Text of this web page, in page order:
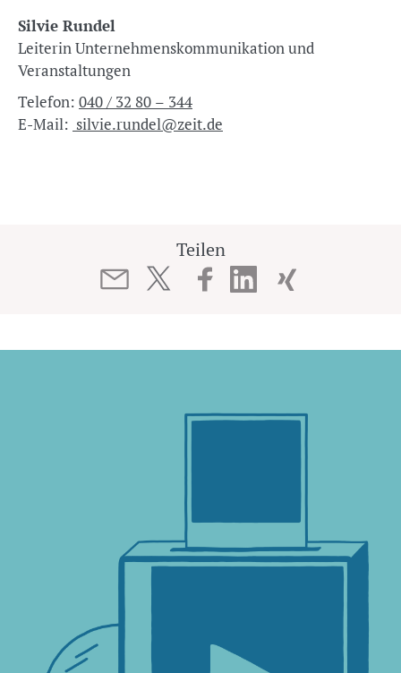
Silvie Rundel
Leiterin Unternehmenskommunikation und
Veranstaltungen
Telefon: 040 / 32 80 – 344
E-Mail: silvie.rundel@zeit.de
Teilen